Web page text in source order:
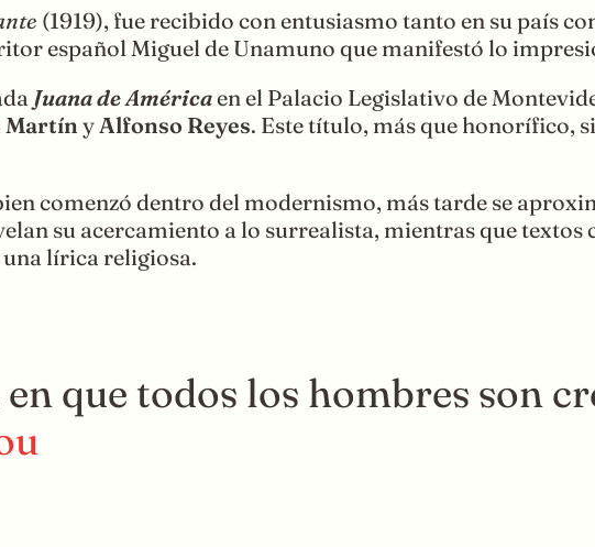
(1919), fue recibido con entusiasmo tanto en su país
español Miguel de Unamuno que manifestó lo
Juana de Américaen el Palacio Legislativo de
Martín y Alfonso Reyes. Este título, más que honorífico,
comenzó dentro del modernismo, más tarde se
su acercamiento a lo surrealista, mientras que textos
lírica religiosa.
que todos los hombres son